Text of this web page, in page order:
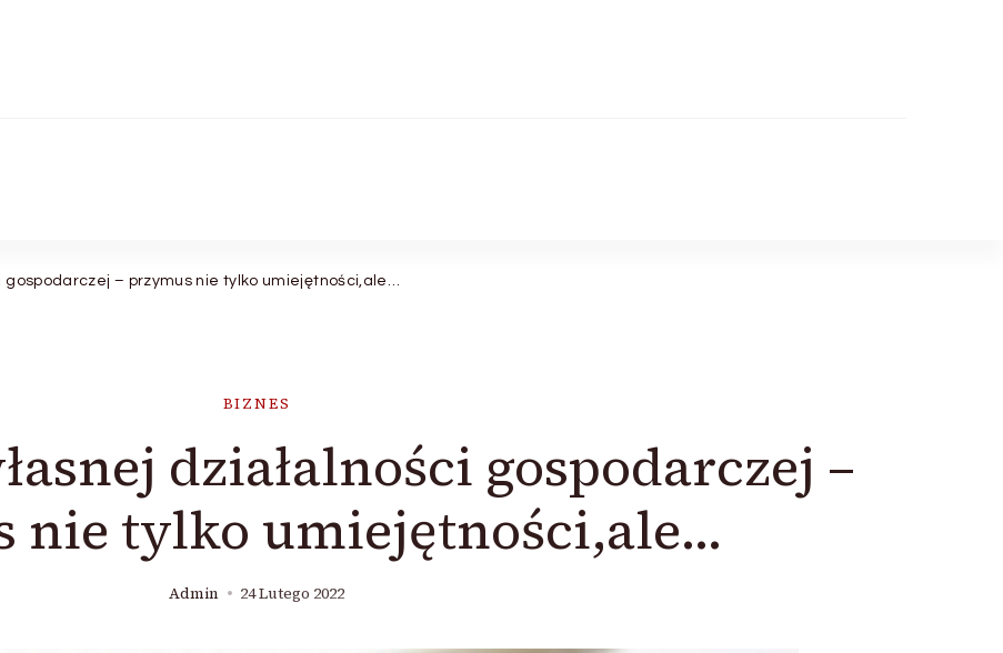
gospodarczej – przymus nie tylko umiejętności,ale…
BIZNES
działalności gospodarczej –
nie tylko umiejętności,ale…
Admin 24 Lutego 2022